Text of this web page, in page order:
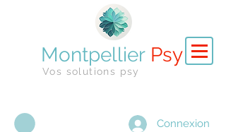
Montpellier Psy
Vos solutions psy
Connexion